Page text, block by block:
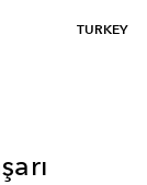
TURKEY